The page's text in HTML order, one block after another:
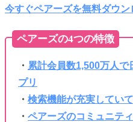
今すぐペアーズを無料ダウン
ペアーズの4つの特徴
・ 累計会員数1,500万人
プリ
・ 検索機能が充実してい
・ ペアーズのコミュニテ